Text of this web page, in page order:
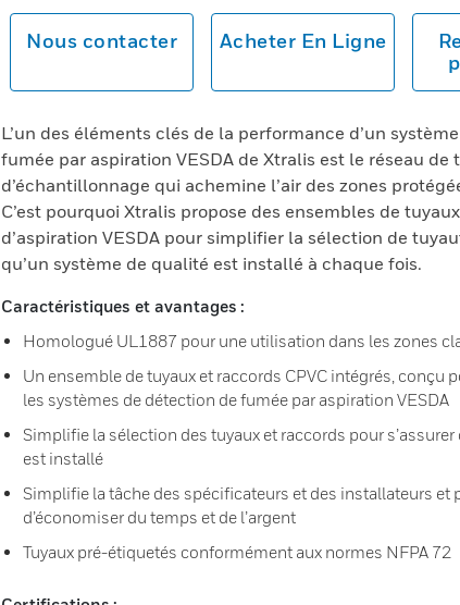
Nous contacter Acheter En Ligne
L’un des éléments clés de la performance d’un
fumée par aspiration VESDA de Xtralis est le réseau de
d’échantillonnage qui achemine l’air des zones
C’est pourquoi Xtralis propose des ensembles de
d’aspiration VESDA pour simplifier la sélection de
qu’un système de qualité est installé à chaque fois.
Caractéristiques et avantages :
Homologué UL1887 pour une utilisation dans les zones
Un ensemble de tuyaux et raccords CPVC intégrés, conçu
les systèmes de détection de fumée par aspiration VESDA
Simplifie la sélection des tuyaux et raccords pour
est installé
Simplifie la tâche des spécificateurs et des installateurs et
d’économiser du temps et de l’argent
Tuyaux pré-étiquetés conformément aux normes NFPA 72